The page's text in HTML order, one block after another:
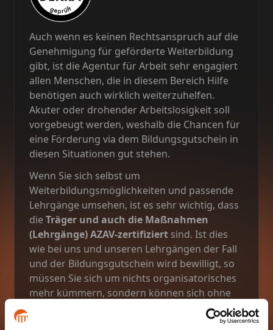
Auch wenn es keinen Rechtsanspruch auf die
Genehmigung für geförderte Weiterbildung
gibt, ist die Agentur für Arbeit sehr engagiert
allen Menschen, die in diesem Bereich Hilfe
benötigen auch wirklich weiterzuhelfen.
Akuter oder drohender Arbeitslosigkeit soll
vorgebeugt werden, weshalb die Chancen für
eine Förderung via dem Bildungsgutschein in
diesen Situationen gut stehen.
Wenn Sie sich selbst um
Weiterbildungsmöglichkeiten und passende
Lehrgänge umsehen, ist es sehr wichtig, dass
dieTräger und auch die Maßnahmen
(Lehrgänge) AZAV-zertifiziert sind. Ist dies
wie bei uns und unseren Lehrgängen der Fall
und der Bildungsgutschein wird bewilligt, so
müssen Sie sich um nichts organisatorisches
mehr kümmern, sondern können sich ohne
finanzielle Sorgen ab Start des Lehrgangs voll